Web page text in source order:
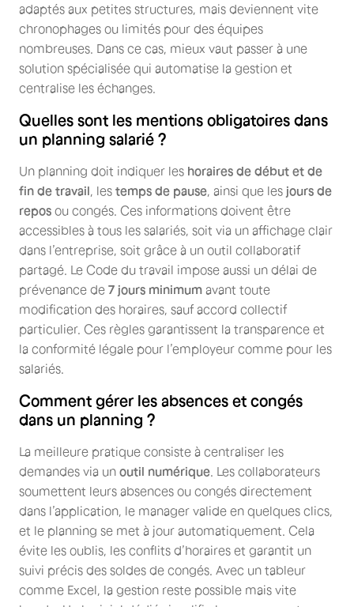
adaptés aux petites structures, mais deviennent vite
chronophages ou limités pour des équipes
nombreuses. Dans ce cas, mieux vaut passer à une
solution spécialisée qui automatise la gestion et
centralise les échanges.
Quelles sont les mentions obligatoires dans
un planning salarié ?
Un planning doit indiquer les horaires de début et de
fin de travail , les temps de pause , ainsi que les jours de
repos ou congés. Ces informations doivent être
accessibles à tous les salariés, soit via un affichage clair
dans l’entreprise, soit grâce à un outil collaboratif
partagé. Le Code du travail impose aussi un délai de
prévenance de 7 jours minimum avant toute
modification des horaires, sauf accord collectif
particulier. Ces règles garantissent la transparence et
la conformité légale pour l’employeur comme pour les
salariés.
Comment gérer les absences et congés
dans un planning ?
La meilleure pratique consiste à centraliser les
demandes via un outil numérique . Les collaborateurs
soumettent leurs absences ou congés directement
dans l’application, le manager valide en quelques clics,
et le planning se met à jour automatiquement. Cela
évite les oublis, les conflits d’horaires et garantit un
suivi précis des soldes de congés. Avec un tableur
comme Excel, la gestion reste possible mais vite